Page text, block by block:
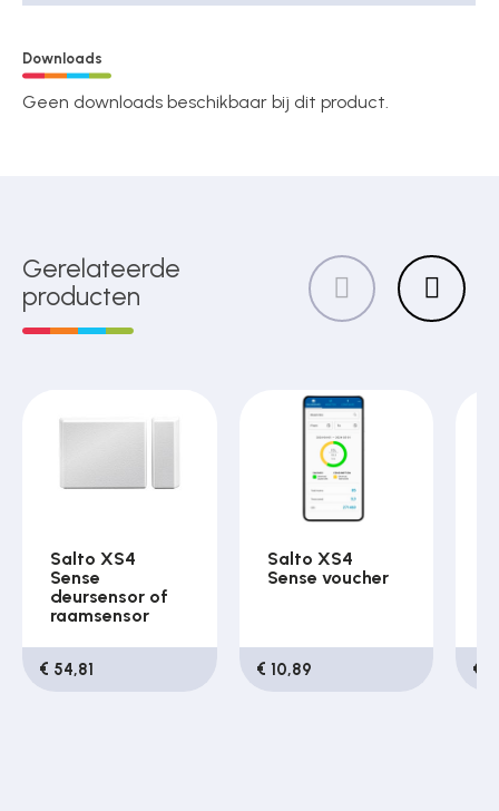
Downloads
Geen downloads beschikbaar bij dit product.
Gerelateerde
producten
Salto XS4
Sense
deursensor of
raamsensor
€ 54,81
Salto XS4
Sense voucher
€ 10,89 €